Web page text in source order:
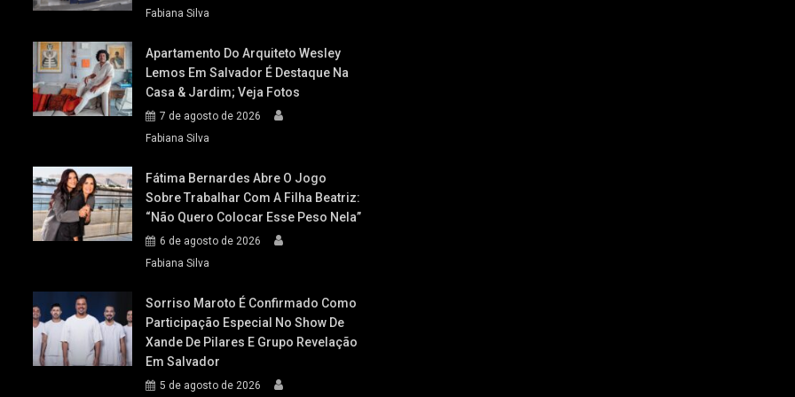
Fabiana Silva
Apartamento Do Arquiteto Wesley
Lemos Em Salvador É Destaque Na
Casa & Jardim; Veja Fotos
7 de agosto de 2026
Fabiana Silva
Fátima Bernardes Abre O Jogo
Sobre Trabalhar Com A Filha Beatriz:
“Não Quero Colocar Esse Peso Nela”
6 de agosto de 2026
Fabiana Silva
Sorriso Maroto É Confirmado Como
Participação Especial No Show De
Xande De Pilares E Grupo Revelação
Em Salvador
5 de agosto de 2026